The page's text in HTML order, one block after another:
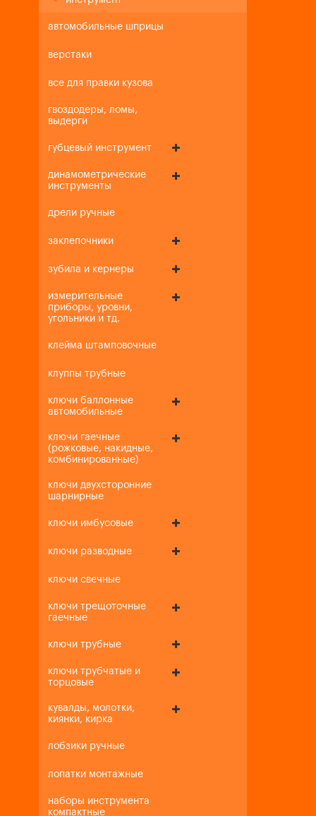
автомобильные шприцы
верстаки
все для правки кузова
гвоздодеры, ломы,
выдерги
губцевый инструмент
динамометрические
инструменты
дрели ручные
заклепочники
зубила и кернеры
измерительные
приборы, уровни,
угольники и тд.
клейма штамповочные
клуппы трубные
ключи баллонные
автомобильные
ключи гаечные
(рожковые, накидные,
комбинированные)
ключи двухсторонние
шарнирные
ключи имбусовые
ключи разводные
ключи свечные
ключи трещоточные
гаечные
ключи трубные
ключи трубчатые и
торцовые
кувалды, молотки,
киянки, кирка
лобзики ручные
лопатки монтажные
наборы инструмента
компактные